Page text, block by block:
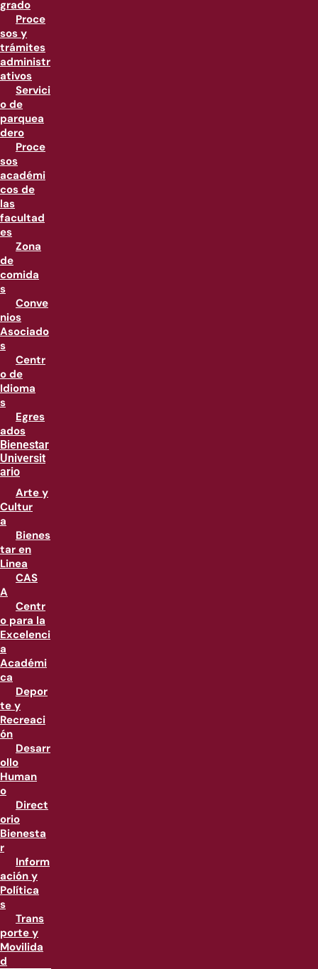
grado
Proce
sos y
trámites
administr
ativos
Servici
o de
parquea
dero
Proce
sos
académi
cos de
las
facultad
es
Zona
de
comida
s
Conve
nios
Asociado
s
Centr
o de
Idioma
s
Egres
ados
Bienestar
Universit
ario
Arte y
Cultur
a
Bienes
tar en
Linea
CAS
A
Centr
o para la
Excelenci
a
Académi
ca
Depor
te y
Recreaci
ón
Desarr
ollo
Human
o
Direct
orio
Bienesta
r
Inform
ación y
Política
s
Trans
porte y
Movilida
d